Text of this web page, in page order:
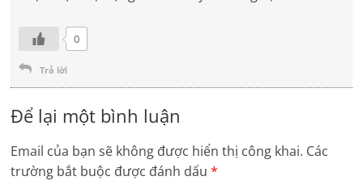
0
Trả lời
Để lại một bình luận
Email của bạn sẽ không được hiển thị công khai. Các
trường bắt buộc được đánh dấu*